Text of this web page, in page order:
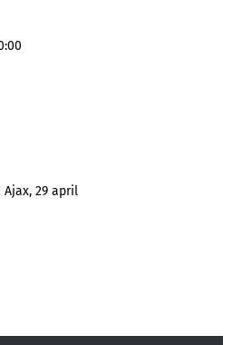
29 april